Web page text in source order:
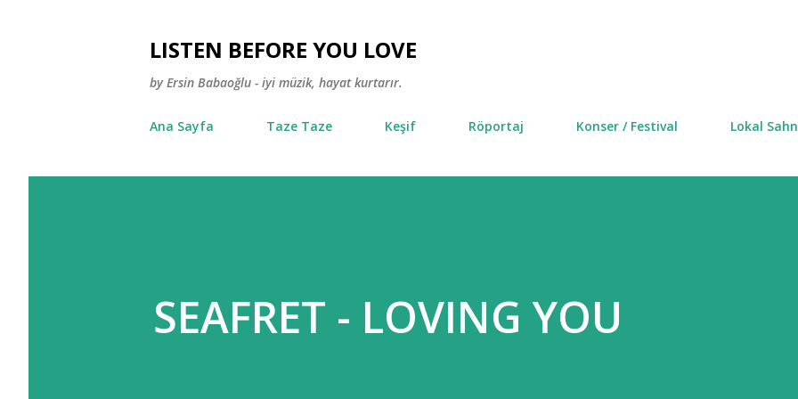
LISTEN BEFORE YOU LOVE
by Ersin Babaoğlu - iyi müzik, hayat kurtarır.
Ana Sayfa Taze Taze Keşif Röportaj Konser / Festival Lokal
SEAFRET - LOVING YOU